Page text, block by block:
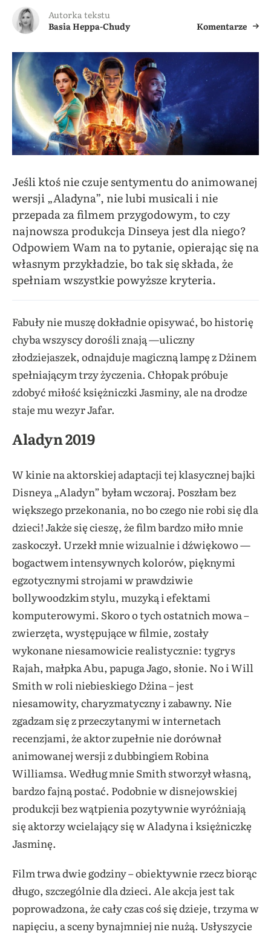
Autorka tekstu
Basia Heppa-Chudy
Komentarze
Jeśli ktoś nie czuje sentymentu do animowanej
wersji „Aladyna”, nie lubi musicali i nie
przepada za filmem przygodowym, to czy
najnowsza produkcja Dinseya jest dla niego?
Odpowiem Wam na to pytanie, opierając się na
własnym przykładzie, bo tak się składa, że
spełniam wszystkie powyższe kryteria.
Fabuły nie muszę dokładnie opisywać, bo historię
chyba wszyscy dorośli znają —uliczny
złodziejaszek, odnajduje magiczną lampę z Dżinem
spełniającym trzy życzenia. Chłopak próbuje
zdobyć miłość księżniczki Jasminy, ale na drodze
staje mu wezyr Jafar.
Aladyn 2019
W kinie na aktorskiej adaptacji tej klasycznej bajki
Disneya „Aladyn” byłam wczoraj. Poszłam bez
większego przekonania, no bo czego nie robi się dla
dzieci! Jakże się cieszę, że film bardzo miło mnie
zaskoczył. Urzekł mnie wizualnie i dźwiękowo —
bogactwem intensywnych kolorów, pięknymi
egzotycznymi strojami w prawdziwie
bollywoodzkim stylu, muzyką i efektami
komputerowymi. Skoro o tych ostatnich mowa –
zwierzęta, występujące w filmie, zostały
wykonane niesamowicie realistycznie: tygrys
Rajah, małpka Abu, papuga Jago, słonie. No i Will
Smith w roli niebieskiego Dżina – jest
niesamowity, charyzmatyczny i zabawny. Nie
zgadzam się z przeczytanymi w internetach
recenzjami, że aktor zupełnie nie dorównał
animowanej wersji z dubbingiem Robina
Williamsa. Według mnie Smith stworzył własną,
bardzo fajną postać. Podobnie w disnejowskiej
produkcji bez wątpienia pozytywnie wyróżniają
się aktorzy wcielający się w Aladyna i księżniczkę
Jasminę.
Film trwa dwie godziny – obiektywnie rzecz biorąc
długo, szczególnie dla dzieci. Ale akcja jest tak
poprowadzona, że cały czas coś się dzieje, trzyma w
napięciu, a sceny bynajmniej nie nużą. Usłyszycie